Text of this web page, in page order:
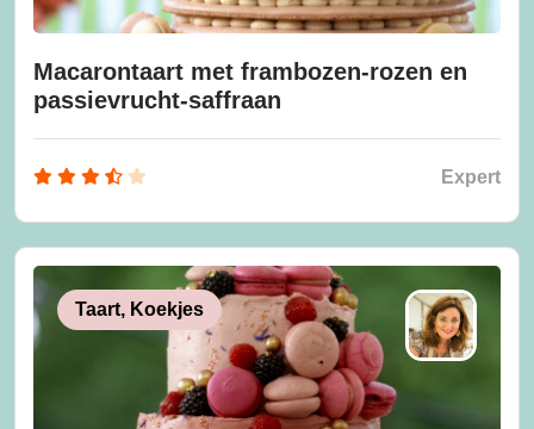
Macarontaart met frambozen-rozen en
passievrucht-saffraan
Expert
Taart, Koekjes